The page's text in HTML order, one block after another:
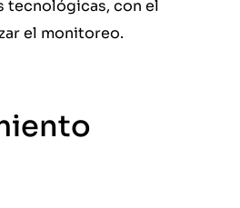
tecnológicas, con el
el monitoreo.